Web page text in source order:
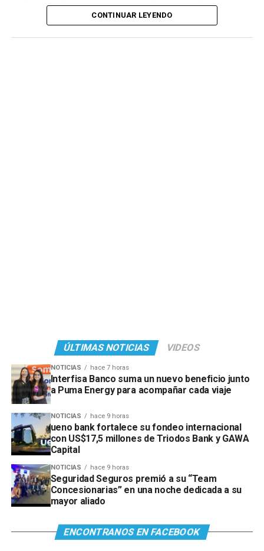
CONTINUAR LEYENDO
ÚLTIMAS NOTICIAS VIDEOS
NOTICIAS hace 7 horas
Interfisa Banco suma un nuevo beneficio junto
a Puma Energy para acompañar cada viaje
NOTICIAS hace 9 horas
ueno bank fortalece su fondeo internacional
con US$17,5 millones de Triodos Bank y GAWA
Capital
NOTICIAS hace 9 horas
Seguridad Seguros premió a su “Team
Concesionarias” en una noche dedicada a su
mayor aliado
ENCONTRANOS EN FACEBOOK